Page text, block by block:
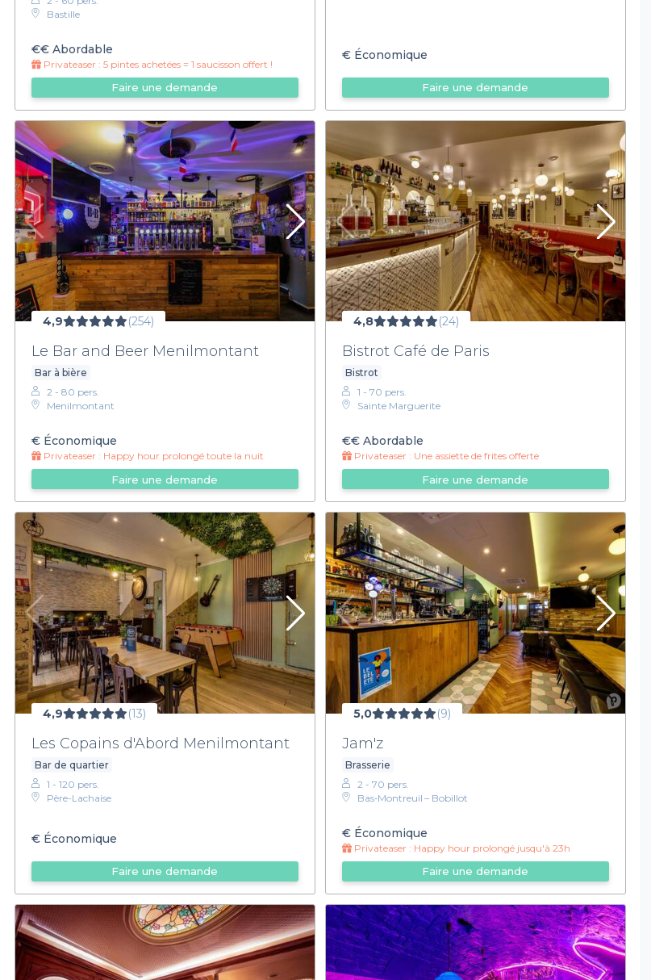
Bastille
€€ Abordable
Privateaser : 5 pintes achetées = 1 saucisson offert !
Faire une demande
€Économique
Faire une demande
4,9 (254)
Le Bar and Beer Menilmontant
Bar à bière
2 - 80 pers.
Menilmontant
€ Économique
Privateaser : Happy hour prolongé toute la nuit
Faire une demande
4,8 (24)
Bistrot Café de Paris
Bistrot
1 - 70 pers.
Sainte Marguerite
€€Abordable
Privateaser : Une assiette de frites offerte
Faire une demande
4,9 (13)
Les Copains d'Abord Menilmontant
Bar de quartier
1 - 120 pers.
Père-Lachaise
€ Économique
Faire une demande
5,0 (9)
Jam'z
Brasserie
2 - 70 pers.
Bas‑Montreuil – Bobillot
€Économique
Privateaser : Happy hour prolongé jusqu'à 23h
Faire une demande